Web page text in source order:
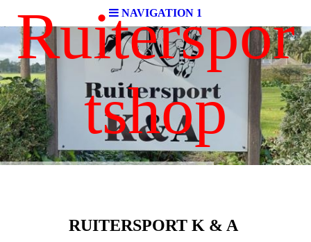
NAVIGATION 1
Ruiterspor
tshop
RUITERSPORT K & A